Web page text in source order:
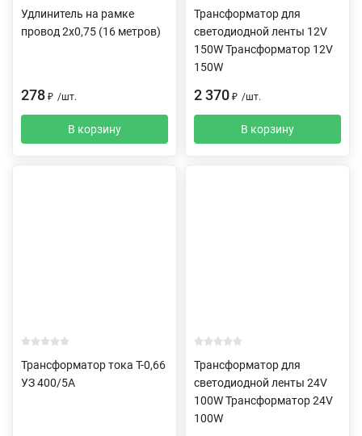
Удлинитель на рамке
провод 2х0,75 (16 метров)
278 ₽ /шт.
В корзину
Трансформатор для
светодиодной ленты 12V
150W Трансформатор 12V
150W
2 370 ₽ /шт.
В корзину
Трансформатор тока Т-0,66
УЗ 400/5А
Трансформатор для
светодиодной ленты 24V
100W Трансформатор 24V
100W